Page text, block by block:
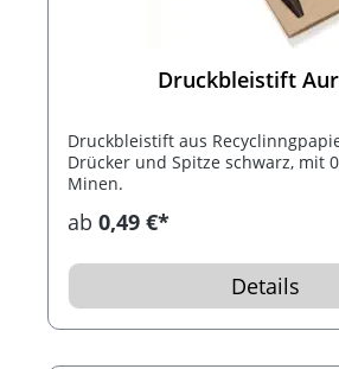
Druckbleistift
Druckbleistift aus
Drücker und Spitze schwarz, mit
Minen.
ab 0,49 €*
Details